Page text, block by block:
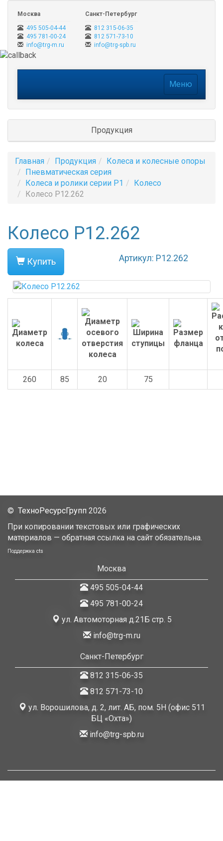
Москва
495 505-04-44
495 781-00-24
info@trg-m.ru
Санкт-Петербург
812 315-06-35
812 571-73-10
info@trg-spb.ru
Меню
Продукция
Главная Продукция
Колеса и колесные опоры
Пневматическая серия
Колеса и ролики серии P1
Колесо
Колесо P12.262
Колесо P12.262
Купить Артикул: P12.262
260 85 20 75
© ТехноРесурсГрупп 2026
При копировании текстовых или графических
материалов — обратная ссылка на сайт обязательна.
Поддержка cts
Москва
495 505-04-44
495 781-00-24
ул. Автомоторная д.21Б стр. 5
info@trg-m.ru
Санкт-Петербург
812 315-06-35
812 571-73-10
ул. Ворошилова, д. 2, лит. АБ, пом. 5Н (офис 511
БЦ «Охта»)
info@trg-spb.ru